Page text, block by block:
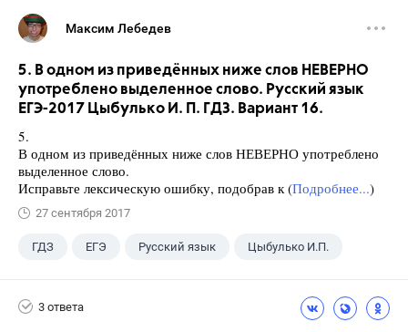
Максим Лебедев
5. В одном из приведённых ниже слов НЕВЕРНО
употреблено выделенное слово. Русский язык
ЕГЭ-2017 Цыбулько И. П. ГДЗ. Вариант 16.
5.
В одном из приведённых ниже слов НЕВЕРНО употреблено
выделенное слово.
Исправьте лексическую ошибку, подобрав к (Подробнее...)
27 сентября 2017
ГДЗ ЕГЭ Русский язык Цыбулько И.П.
3 ответа